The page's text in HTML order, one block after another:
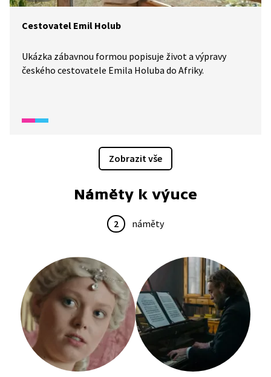
Cestovatel Emil Holub
Ukázka zábavnou formou popisuje život a výpravy
českého cestovatele Emila Holuba do Afriky.
Zobrazit vše
Náměty k výuce
2 náměty